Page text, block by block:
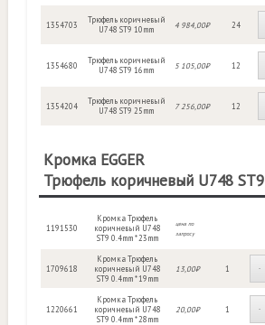
1354703
Трюфель коричневый
U748 ST9 10mm
4 984,00₽ 24
1354680
Трюфель коричневый
U748 ST9 16mm
5 105,00₽ 12
1354204
Трюфель коричневый
U748 ST9 25mm
7 256,00₽ 12
Кромка EGGER
Трюфель коричневый U748 ST9
1191530
Кромка Трюфель
коричневый U748
ST9 0.4mm * 23mm
цена по
запросу
1709618
Кромка Трюфель
коричневый U748
ST9 0.4mm * 19mm
13,00₽ 1 -
1220661
Кромка Трюфель
коричневый U748
ST9 0.4mm * 28mm
20,00₽ 1 -